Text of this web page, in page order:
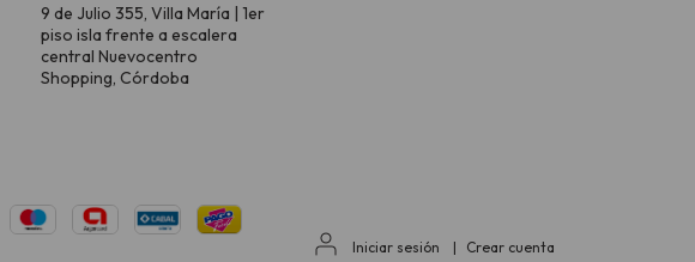
9 de Julio 355, Villa María | 1er
piso isla frente a escalera
central Nuevocentro
Shopping, Córdoba
Iniciar sesión | Crear cuenta